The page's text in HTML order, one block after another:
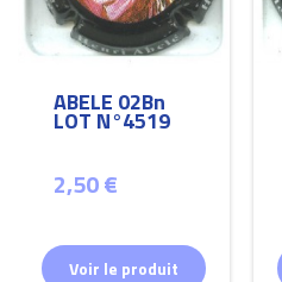
ABELE 02Bn
LOT N°4519
2,50 €
Voir le produit